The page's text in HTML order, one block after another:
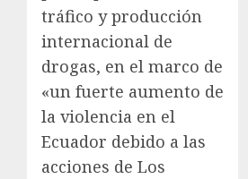
tráfico y producción
internacional de
drogas, en el marco de
«un fuerte aumento de
la violencia en el
Ecuador debido a las
acciones de Los